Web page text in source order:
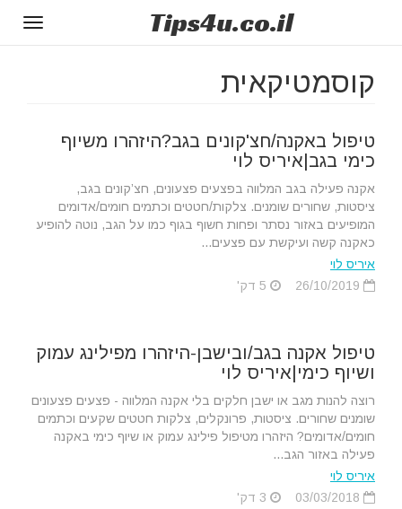
Tips4u.co.il
קוסמטיקאית
טיפול באקנה/חצ'קונים בגב?היזהרו משיוף
כימי בגב|איריס לוי
אקנה פעילה בגב המלווה בפצעים פצעונים, חצ’קונים בגב,
ציסטות, שחורים שומנים. צלקות/חטטים וכתמים חומים/אדומים
המופיעים באזור נסתר ופחות חשוף בגוף כמו על הגב, נוטה להופיע
כאקנה קשה ועיקשת עם פצעים...
איריס לוי
טיפול אקנה בגב/ובישבן-היזהרו מפילינג עמוק
ושיוף כימי|איריס לוי
רוצה להנות מגב או ישבן חלקים בלי אקנה המלווה - פצעים פצעונים
שומנים שחורים. ציסטות, פרונקלים, צלקות חטטים שקעים וכתמים
חומים/אדומים? היזהרו מטיפול פילינג עמוק או שיוף כימי באקנה
פעילה באזור הגב...
איריס לוי